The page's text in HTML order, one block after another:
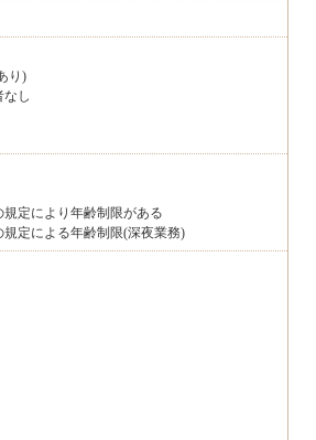
り)
し
定により年齢制限がある
定による年齢制限(深夜業務)